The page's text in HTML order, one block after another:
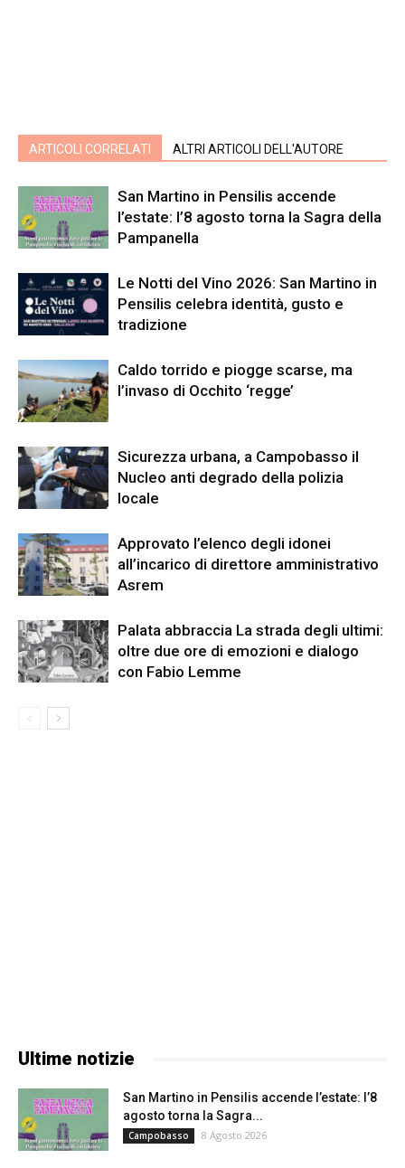
ARTICOLI CORRELATI ALTRI ARTICOLI DELL'AUTORE
San Martino in Pensilis accende
l’estate: l’8 agosto torna la Sagra della
Pampanella
Le Notti del Vino 2026: San Martino in
Pensilis celebra identità, gusto e
tradizione
Caldo torrido e piogge scarse, ma
l’invaso di Occhito ‘regge’
Sicurezza urbana, a Campobasso il
Nucleo anti degrado della polizia
locale
Approvato l’elenco degli idonei
all’incarico di direttore amministrativo
Asrem
Palata abbraccia La strada degli ultimi:
oltre due ore di emozioni e dialogo
con Fabio Lemme
Ultime notizie
San Martino in Pensilis accende l’estate: l’8
agosto torna la Sagra...
Campobasso 8 Agosto 2026